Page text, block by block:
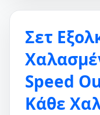
Σετ
Speed
Κάθε